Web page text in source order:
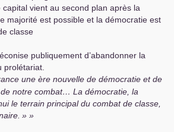
capital vient au second plan après la
majorité est possible et la démocratie est
classe
publiquement d’abandonner la
prolétariat.
une ère nouvelle de démocratie et de
de notre combat… La démocratie, la
le terrain principal du combat de classe,
»